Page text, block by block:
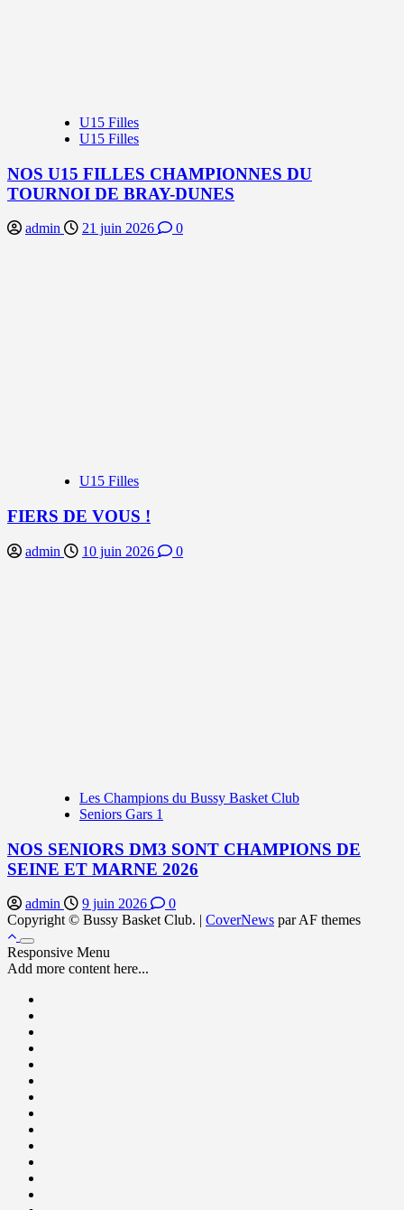
U15 Filles
U15 Filles
NOS U15 FILLES CHAMPIONNES DU
TOURNOI DE BRAY-DUNES
admin 21 juin 2026 0
U15 Filles
FIERS DE VOUS !
admin 10 juin 2026 0
Les Champions du Bussy Basket Club
Seniors Gars 1
NOS SENIORS DM3 SONT CHAMPIONS DE
SEINE ET MARNE 2026
admin 9 juin 2026
0
Copyright © Bussy Basket Club. | CoverNews par AF themes
Responsive Menu
Add more content here...